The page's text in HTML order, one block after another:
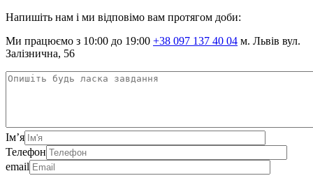
Напишіть нам і ми відповімо вам протягом доби:
Ми працюємо з 10:00 до 19:00 +38 097 137 40 04 м. Львів вул.
Залізнична, 56
Ім’я
Телефон
email